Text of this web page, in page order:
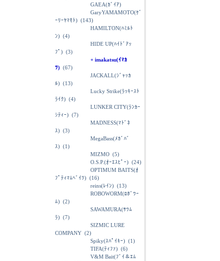
GAEA(ｶﾞｲｱ)
GaryYAMAMOTO(ｹﾞ
ｰﾘｰﾔﾏﾓﾄ) (143)
HAMILTON(ﾊﾐﾙﾄ
ﾝ) (4)
HIDE UP(ﾊｲﾄﾞｱｯ
ﾌﾟ) (3)
+ imakatsu(ｲﾏｶ
ﾂ) (67)
JACKALL(ｼﾞｬｯｶ
ﾙ) (13)
Lucky Strike(ﾗｯｷｰｽﾄ
ﾗｲｸ) (4)
LUNKER CITY(ﾗﾝｶｰ
ｼﾃｨｰ) (7)
MADNESS(ﾏﾄﾞﾈ
ｽ) (3)
MegaBass(ﾒｶﾞﾊﾞ
ｽ) (1)
MIZMO (5)
O.S.P.(ｵｰｴｽﾋﾟｰ) (24)
OPTIMUM BAITS(ｵ
ﾌﾟﾃｨﾏﾑﾍﾞｲﾂ) (16)
reins(ﾚｲﾝ) (13)
ROBOWORM(ﾛﾎﾞﾜｰ
ﾑ) (2)
SAWAMURA(ｻﾜﾑ
ﾗ) (7)
SIZMIC LURE
COMPANY (2)
Spiky(ｽﾊﾟｲｷｰ) (1)
TIFA(ﾃｨﾌｧ) (6)
V&M Bait(ﾌﾞｲ＆ｴﾑ